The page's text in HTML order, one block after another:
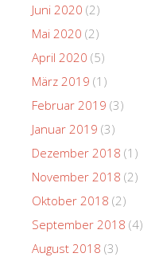
Juni 2020 (2)
Mai 2020 (2)
April 2020 (5)
März 2019 (1)
Februar 2019 (3)
Januar 2019 (3)
Dezember 2018 (1)
November 2018 (2)
Oktober 2018 (2)
September 2018 (4)
August 2018 (3)